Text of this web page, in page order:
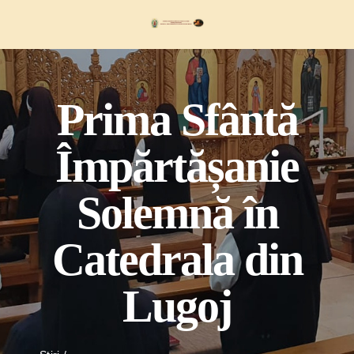
content
Prima Sfântă
Împărtășanie
Solemnă în
Catedrala din
Lugoj